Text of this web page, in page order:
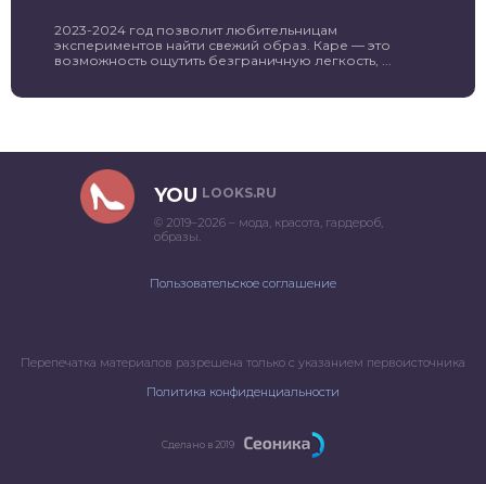
2023-2024 год позволит любительницам
экспериментов найти свежий образ. Каре — это
возможность ощутить безграничную легкость, ...
YOU LOOKS.RU
© 2019–2026 – мода, красота, гардероб,
образы.
Пользовательское соглашение
Перепечатка материалов разрешена только с указанием первоисточника
Политика конфиденциальности
Сделано в 2019